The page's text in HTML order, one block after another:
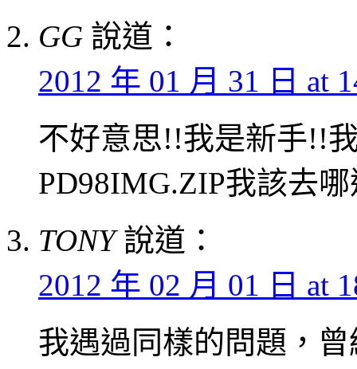
GG 說道：
2012 年 01 月 31 日 at
不好意思!!我是新手!!
PD98IMG.ZIP我該去
TONY 說道：
2012 年 02 月 01 日 at
我遇過同樣的問題，